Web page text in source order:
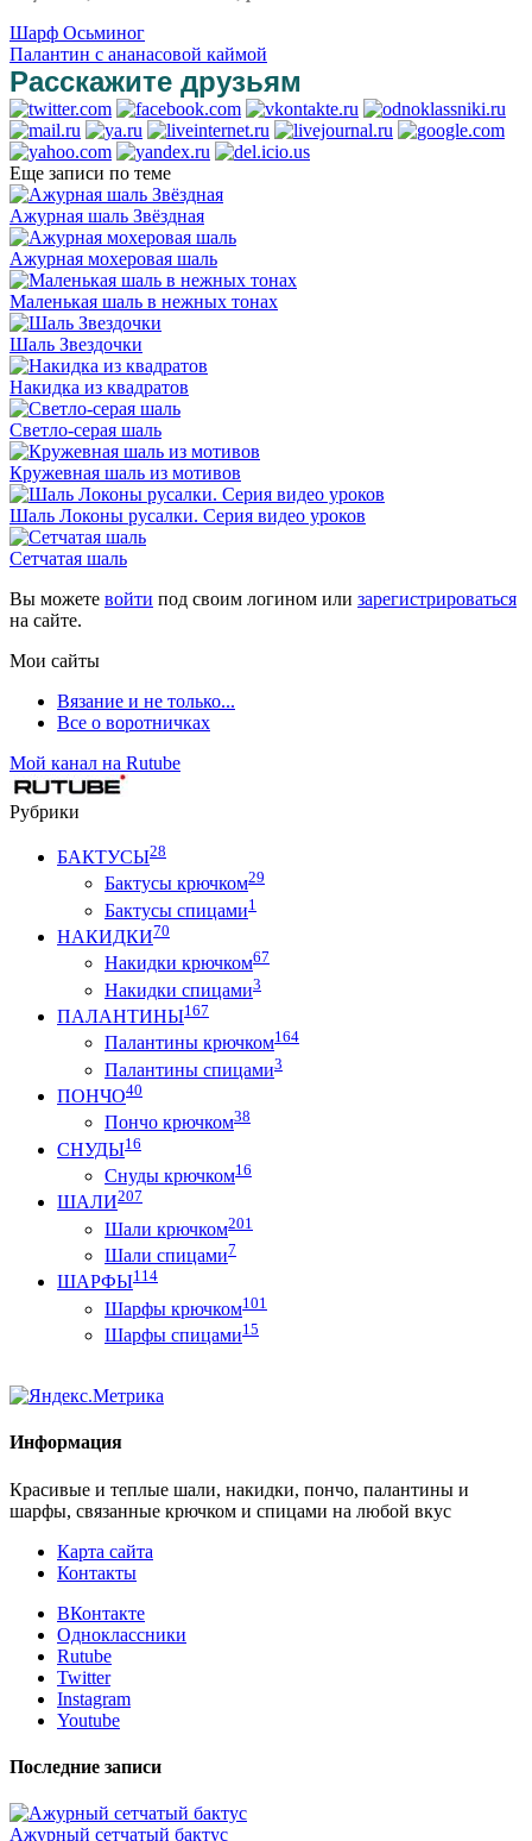
Шарф Осьминог
Палантин с ананасовой каймой
Расскажите друзьям
Еще записи по теме
Ажурная шаль Звёздная
Ажурная мохеровая шаль
Маленькая шаль в нежных тонах
Шаль Звездочки
Накидка из квадратов
Светло-серая шаль
Кружевная шаль из мотивов
Шаль Локоны русалки. Серия видео уроков
Сетчатая шаль
Вы можете войти под своим логином или зарегистрироваться
на сайте.
Мои сайты
Вязание и не только...
Все о воротничках
Мой канал на Rutube
Рубрики
БАКТУСЫ28
Бактусы крючком29
Бактусы спицами1
НАКИДКИ70
Накидки крючком67
Накидки спицами3
ПАЛАНТИНЫ167
Палантины крючком164
Палантины спицами3
ПОНЧО40
Пончо крючком38
СНУДЫ16
Снуды крючком16
ШАЛИ207
Шали крючком201
Шали спицами7
ШАРФЫ114
Шарфы крючком101
Шарфы спицами15
Информация
Красивые и теплые шали, накидки, пончо, палантины и
шарфы, связанные крючком и спицами на любой вкус
Карта сайта
Контакты
ВКонтакте
Одноклассники
Rutube
Twitter
Instagram
Youtube
Последние записи
Ажурный сетчатый бактус